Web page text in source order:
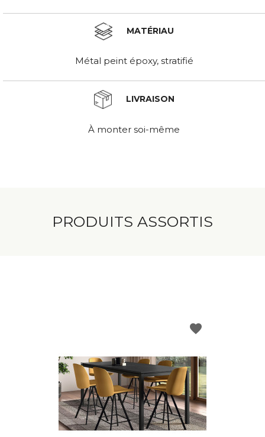
MATÉRIAU
Métal peint époxy, stratifié
LIVRAISON
À monter soi-même
PRODUITS ASSORTIS
favorite